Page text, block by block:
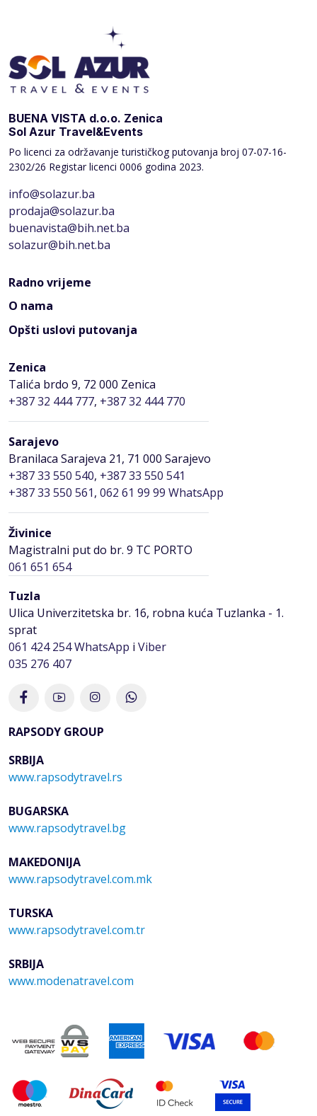
BUENA VISTA d.o.o. Zenica
Sol Azur Travel&Events
Po licenci za održavanje turističkog putovanja broj 07-07-16-
2302/26 Registar licenci 0006 godina 2023.
info@solazur.ba
prodaja@solazur.ba
buenavista@bih.net.ba
solazur@bih.net.ba
Radno vrijeme
O nama
Opšti uslovi putovanja
Zenica
Talića brdo 9, 72 000 Zenica
+387 32 444 777, +387 32 444 770
Sarajevo
Branilaca Sarajeva 21, 71 000 Sarajevo
+387 33 550 540, +387 33 550 541
+387 33 550 561, 062 61 99 99 WhatsApp
Živinice
Magistralni put do br. 9 TC PORTO
061 651 654
Tuzla
Ulica Univerzitetska br. 16, robna kuća Tuzlanka - 1.
sprat
061 424 254WhatsApp i Viber
035 276 407
RAPSODY GROUP
SRBIJA
www.rapsodytravel.rs
BUGARSKA
www.rapsodytravel.bg
MAKEDONIJA
www.rapsodytravel.com.mk
TURSKA
www.rapsodytravel.com.tr
SRBIJA
www.modenatravel.com